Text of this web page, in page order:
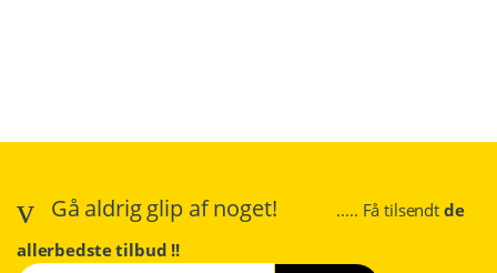
Gå aldrig glip af noget! ..... Få tilsendt de
allerbedste tilbud !!